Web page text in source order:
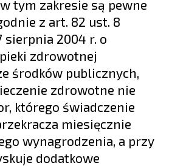
tym zakresie są pewne
z art. 82 ust. 8
sierpnia 2004 r. o
zdrowotnej
środków publicznych,
zdrowotne nie
którego świadczenie
miesięcznie
wynagrodzenia, a przy
dodatkowe